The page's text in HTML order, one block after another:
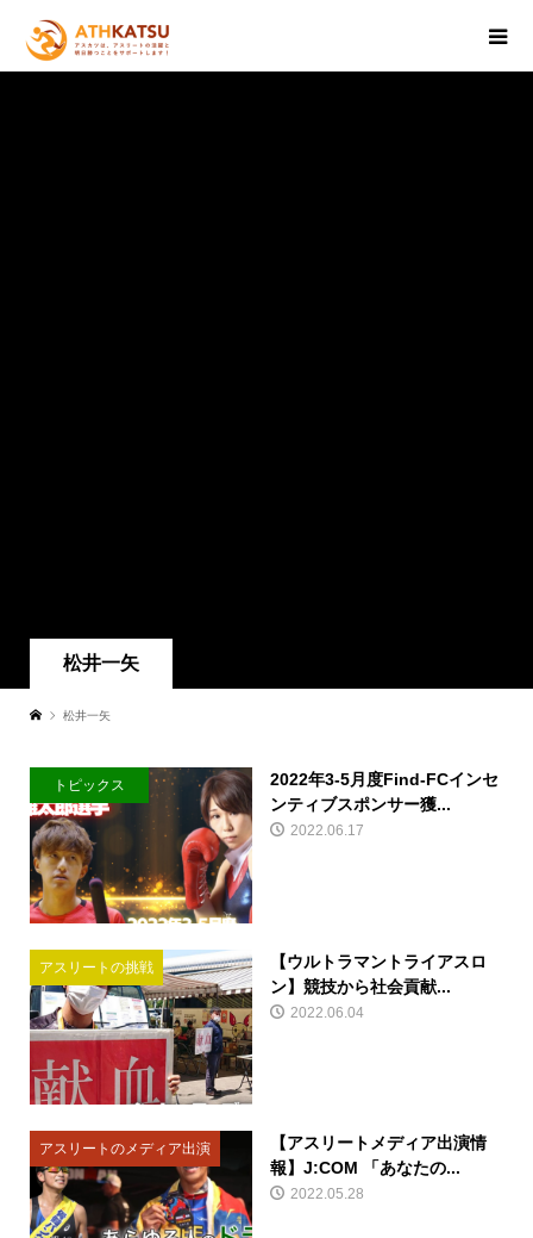
松井一矢
松井一矢
トピックス
2022年3-5月度Find-FCインセ
ンティブスポンサー獲...
2022.06.17
アスリートの挑戦
【ウルトラマントライアスロ
ン】競技から社会貢献...
2022.06.04
アスリートのメディア出演
【アスリートメディア出演情
報】J:COM 「あなたの...
2022.05.28